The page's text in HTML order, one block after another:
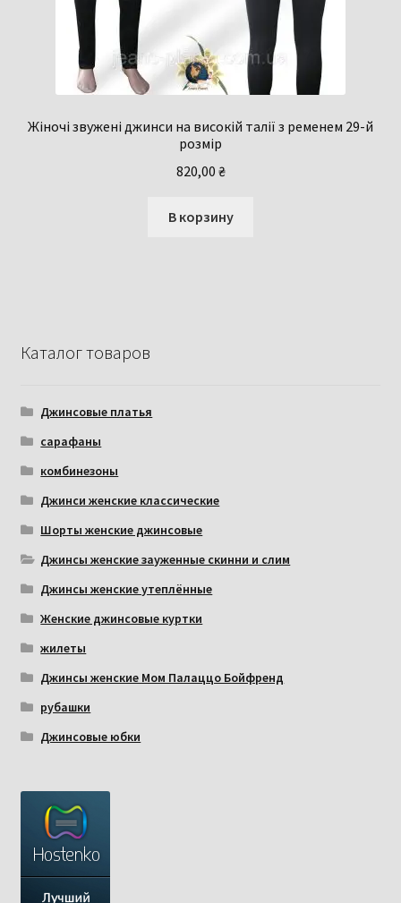
Жіночі звужені джинси на високій талії з ременем 29-й
розмір
820,00 ₴
В корзину
Каталог товаров
Джинсовые платья
сарафаны
комбинезоны
Джинси женские классические
Шорты женские джинсовые
Джинсы женские зауженные скинни и слим
Джинсы женские утеплённые
Женские джинсовые куртки
жилеты
Джинсы женские Мом Палаццо Бойфренд
рубашки
Джинсовые юбки